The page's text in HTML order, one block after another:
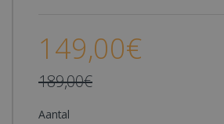
149,00€
189,00€
Aantal